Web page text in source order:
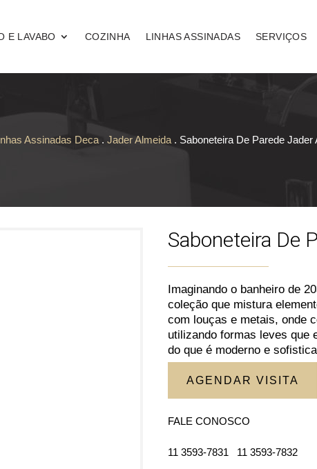
E LAVABO COZINHA LINHAS ASSINADAS SERVIÇOS
Assinadas Deca. Jader Almeida. Saboneteira De Parede Jader
Saboneteira De
Imaginando o banheiro de
coleção que mistura
com louças e metais, onde
utilizando formas leves que
do que é moderno e
AGENDAR VISITA
FALE CONOSCO
11 3593-7831 11 3593-7832